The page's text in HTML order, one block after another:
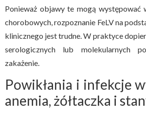
Ponieważ objawy te mogą występować
chorobowych, rozpoznanie FeLV na
klinicznego jest trudne. W praktyce
serologicznych lub molekularnych
zakażenie.
Powikłania i infekcje
anemia, żółtaczka i